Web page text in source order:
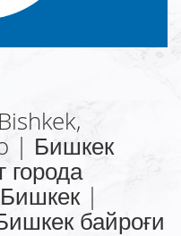
| Бишкек
|
байроғи